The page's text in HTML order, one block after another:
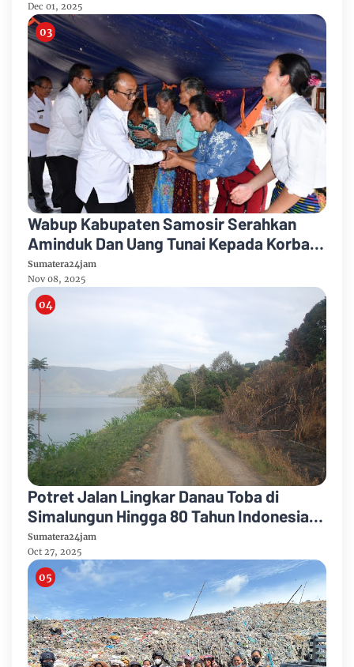
Dec 01, 2025
Wabup Kabupaten Samosir Serahkan
Aminduk Dan Uang Tunai Kepada Korban
Kebakaran Desa Sidaji
Sumatera24jam
Nov 08, 2025
Potret Jalan Lingkar Danau Toba di
Simalungun Hingga 80 Tahun Indonesia
Merdeka
Sumatera24jam
Oct 27, 2025